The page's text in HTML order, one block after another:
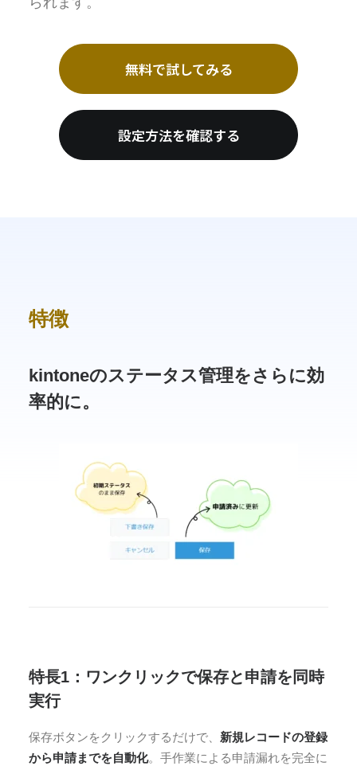
無料で試してみる
設定方法を確認する
特徴
kintoneのステータス管理をさらに効
率的に。
特長1：ワンクリックで保存と申請を同時
実行
保存ボタンをクリックするだけで、 新規レコードの登録
から申請までを自動化。手作業による申請漏れを完全に